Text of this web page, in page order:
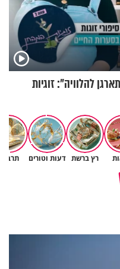
להלוויה": זוגיות
רץ ברשת דעות וטורים